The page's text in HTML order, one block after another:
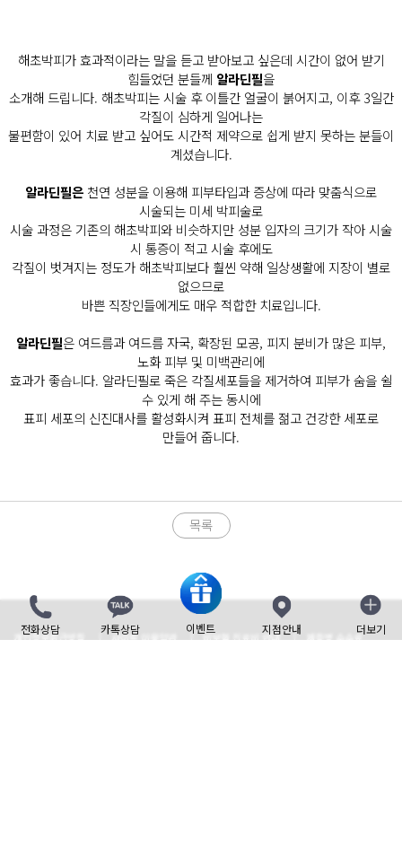
해초박피가 효과적이라는 말을 듣고 받아보고 싶은데 시간이 없어 받기
힘들었던 분들께 알라딘필을
소개해 드립니다. 해초박피는 시술 후 이틀간 얼굴이 붉어지고, 이후 3일간
각질이 심하게 일어나는
불편함이 있어 치료 받고 싶어도 시간적 제약으로 쉽게 받지 못하는 분들이
계셨습니다.
알라딘필은 천연 성분을 이용해 피부타입과 증상에 따라 맞춤식으로
시술되는 미세 박피술로
시술 과정은 기존의 해초박피와 비슷하지만 성분 입자의 크기가 작아 시술
시 통증이 적고 시술 후에도
각질이 벗겨지는 정도가 해초박피보다 훨씬 약해 일상생활에 지장이 별로
없으므로
바쁜 직장인들에게도 매우 적합한 치료입니다.
알라딘필은 여드름과 여드름 자국, 확장된 모공, 피지 분비가 많은 피부,
노화 피부 및 미백관리에
효과가 좋습니다. 알라딘필로 죽은 각질세포들을 제거하여 피부가 숨을 쉴
수 있게 해 주는 동시에
표피 세포의 신진대사를 활성화시켜 표피 전체를 젊고 건강한 세포로
만들어 줍니다.
목록
개인정보취급방침 사이트 이용약관 비보험 진료비 안내 제증명 수수료
닫기
전화상담 카톡상담 이벤트 지점안내 더보기